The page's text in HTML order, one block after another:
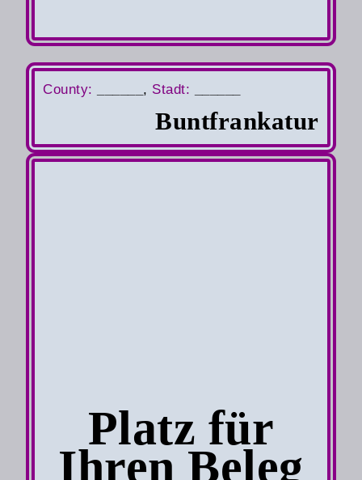
County: , Stadt:
Buntfrankatur
Platz für
Ihren Beleg